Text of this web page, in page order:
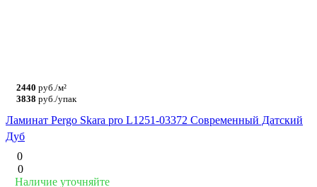
2440 руб./м²
3838 руб./упак
Ламинат Pergo Skara pro L1251-03372 Современный Датский
Дуб
0
0
Наличие уточняйте